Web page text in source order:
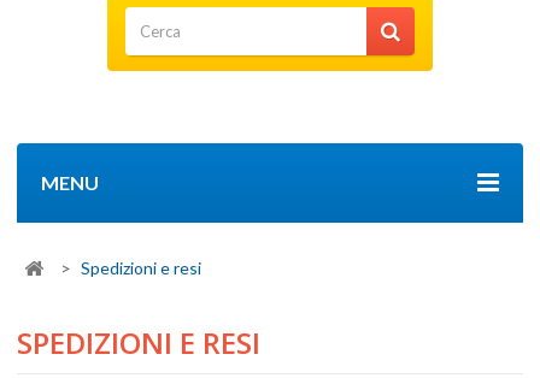
Sud
MENU
> Spedizioni e resi
SPEDIZIONI E RESI